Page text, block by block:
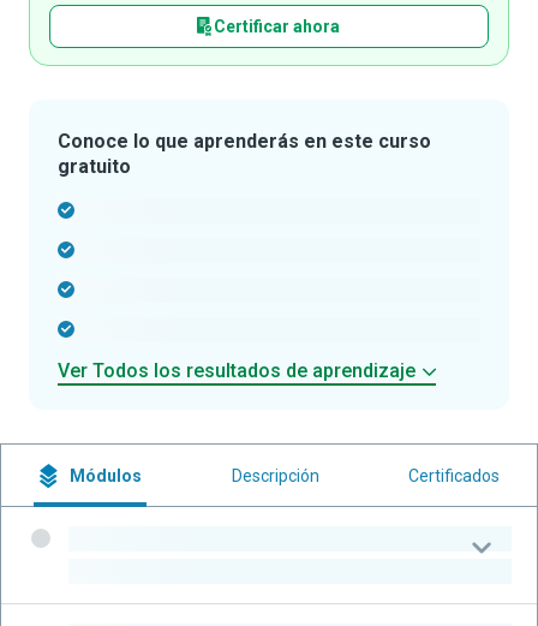
Certificar ahora
Conoce lo que aprenderás en este curso
gratuito
Ver Todos los resultados de aprendizaje
Módulos Descripción Certificados